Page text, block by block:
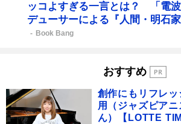
ッコよすぎる一言とは？ 「電
デューサーによる『人間・明石
Book Bang
おすすめ
創作にもリフレ
用（ジャズピア
ん）【LOTTE